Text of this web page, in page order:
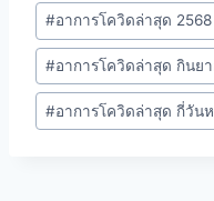
#อาการโควิดล่าสุด 2568
#อาการโควิดล่าสุด กินยา
#อาการโควิดล่าสุด กี่วัน